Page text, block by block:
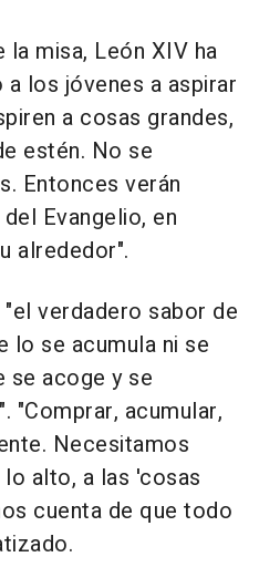
misa, León XIV ha
los jóvenes a aspirar
a cosas grandes,
estén. No se
Entonces verán
Evangelio, en
alrededor".
verdadero sabor de
lo se acumula ni se
se acoge y se
"Comprar, acumular,
Necesitamos
alto, a las 'cosas
cuenta de que todo